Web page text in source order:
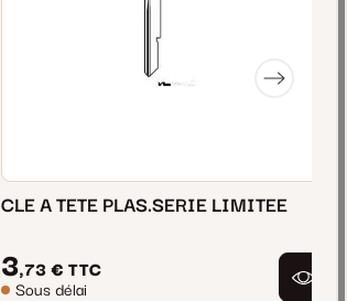
CLE A TETE PLAS.SERIE LIMITEE
3,73 € TTC
Sous délai